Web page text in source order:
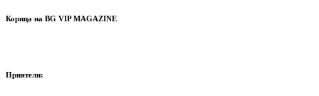
Корица на BG VIP MAGAZINE
Приятели: